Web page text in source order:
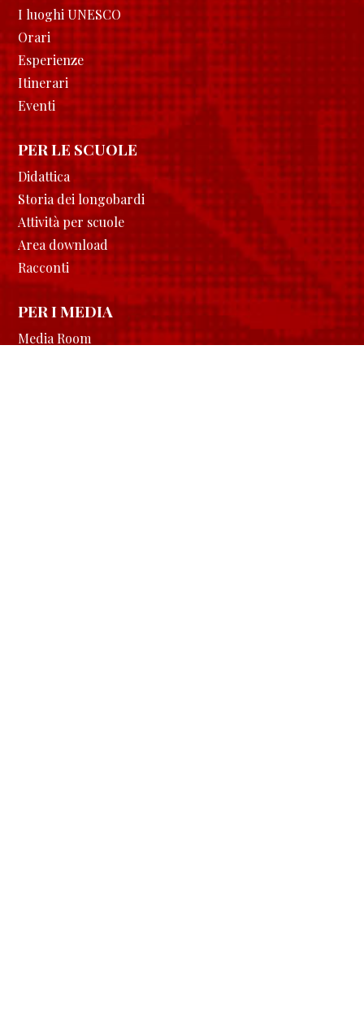
I luoghi UNESCO
Orari
Esperienze
Itinerari
Eventi
PER LE SCUOLE
Didattica
Storia dei longobardi
Attività per scuole
Area download
Racconti
PER I MEDIA
Media Room